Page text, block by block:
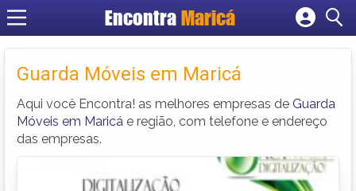
EncontraMaricá
Cadastrar empresa
Criar conta
Guarda Móveis em Maricá
Aqui você Encontra! as melhores empresas de Guarda
Móveis em Maricá e região, com telefone e endereço
das empresas.